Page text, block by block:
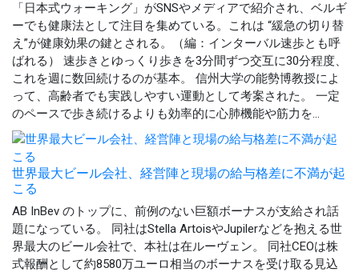
「日本式ウォーキング」がSNSやメディアで紹介され、ベルギ
ーでも健康法として注目を集めている。これは “緩急の切り替
え”が健康効果の鍵とされる。（編：インターバル速歩とも呼
ばれる） 速歩きとゆっくり歩きを3分間ずつ交互に30分程度、
これを週に数回続けるのが基本。 信州大学の能勢博教授によ
って、高齢者でも実践しやすい運動として考案された。 一定
のペースで歩き続けるよりも効率的に心肺機能や筋力を...
世界最大ビール会社、経営陣と現場の給与格差に不満が起
こる
AB InBev のトップに、前例のない巨額ボーナスが支給され話
題になっている。 同社はStella ArtoisやJupilerなどを抱える世
界最大のビール会社で、本社は在ルーヴェン。 同社CEOは株
式報酬として約8580万ユーロ相当のボーナスを受け取る見込